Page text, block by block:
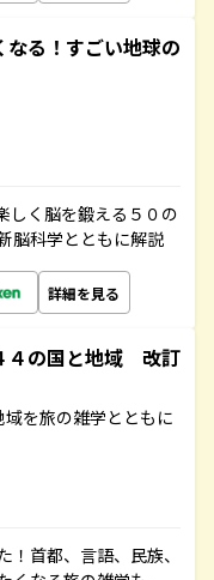
る！すごい地球の
しく脳を鍛える５０の
脳科学とともに解説
詳細を見る
の国と地域 改訂
域を旅の雑学とともに
首都、言語、民族、